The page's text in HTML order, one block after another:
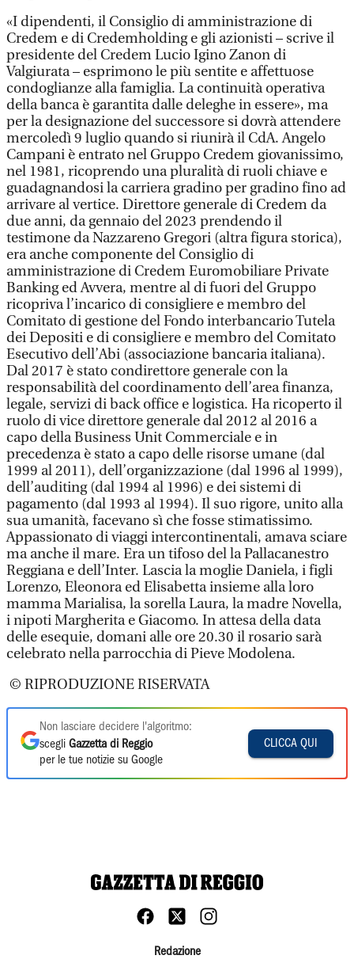
«I dipendenti, il Consiglio di amministrazione di
Credem e di Credemholding e gli azionisti – scrive il
presidente del Credem Lucio Igino Zanon di
Valgiurata – esprimono le più sentite e affettuose
condoglianze alla famiglia. La continuità operativa
della banca è garantita dalle deleghe in essere», ma
per la designazione del successore si dovrà attendere
mercoledì 9 luglio quando si riunirà il CdA. Angelo
Campani è entrato nel Gruppo Credem giovanissimo,
nel 1981, ricoprendo una pluralità di ruoli chiave e
guadagnandosi la carriera gradino per gradino fino ad
arrivare al vertice. Direttore generale di Credem da
due anni, da gennaio del 2023 prendendo il
testimone da Nazzareno Gregori (altra figura storica),
era anche componente del Consiglio di
amministrazione di Credem Euromobiliare Private
Banking ed Avvera, mentre al di fuori del Gruppo
ricopriva l’incarico di consigliere e membro del
Comitato di gestione del Fondo interbancario Tutela
dei Depositi e di consigliere e membro del Comitato
Esecutivo dell’Abi (associazione bancaria italiana).
Dal 2017 è stato condirettore generale con la
responsabilità del coordinamento dell’area finanza,
legale, servizi di back office e logistica. Ha ricoperto il
ruolo di vice direttore generale dal 2012 al 2016 a
capo della Business Unit Commerciale e in
precedenza è stato a capo delle risorse umane (dal
1999 al 2011), dell’organizzazione (dal 1996 al 1999),
dell’auditing (dal 1994 al 1996) e dei sistemi di
pagamento (dal 1993 al 1994). Il suo rigore, unito alla
sua umanità, facevano sì che fosse stimatissimo.
Appassionato di viaggi intercontinentali, amava sciare
ma anche il mare. Era un tifoso del la Pallacanestro
Reggiana e dell’Inter. Lascia la moglie Daniela, i figli
Lorenzo, Eleonora ed Elisabetta insieme alla loro
mamma Marialisa, la sorella Laura, la madre Novella,
i nipoti Margherita e Giacomo. In attesa della data
delle esequie, domani alle ore 20.30 il rosario sarà
celebrato nella parrocchia di Pieve Modolena.
© RIPRODUZIONE RISERVATA
Non lasciare decidere l'algoritmo:
scegli Gazzetta di Reggio
per le tue notizie su Google
CLICCA QUI
Redazione